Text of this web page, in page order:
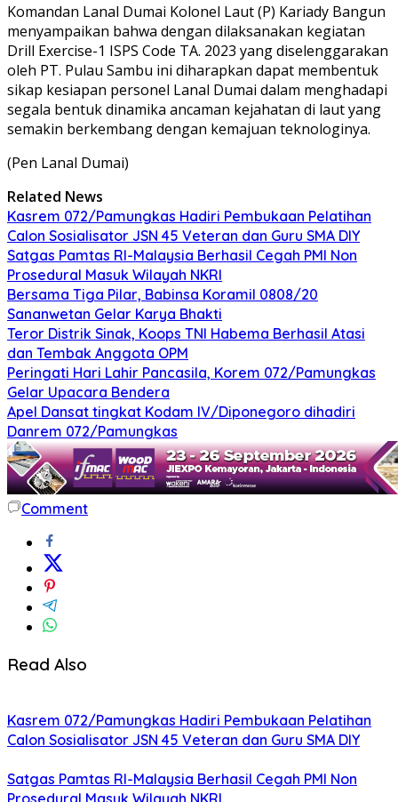
Komandan Lanal Dumai Kolonel Laut (P) Kariady Bangun
menyampaikan bahwa dengan dilaksanakan kegiatan
Drill Exercise-1 ISPS Code TA. 2023 yang diselenggarakan
oleh PT. Pulau Sambu ini diharapkan dapat membentuk
sikap kesiapan personel Lanal Dumai dalam menghadapi
segala bentuk dinamika ancaman kejahatan di laut yang
semakin berkembang dengan kemajuan teknologinya.
(Pen Lanal Dumai)
Related News
Kasrem 072/Pamungkas Hadiri Pembukaan Pelatihan
Calon Sosialisator JSN 45 Veteran dan Guru SMA DIY
Satgas Pamtas RI-Malaysia Berhasil Cegah PMI Non
Prosedural Masuk Wilayah NKRI
Bersama Tiga Pilar, Babinsa Koramil 0808/20
Sananwetan Gelar Karya Bhakti
Teror Distrik Sinak, Koops TNI Habema Berhasil Atasi
dan Tembak Anggota OPM
Peringati Hari Lahir Pancasila, Korem 072/Pamungkas
Gelar Upacara Bendera
Apel Dansat tingkat Kodam lV/Diponegoro dihadiri
Danrem 072/Pamungkas
Comment
Read Also
Kasrem 072/Pamungkas Hadiri Pembukaan Pelatihan
Calon Sosialisator JSN 45 Veteran dan Guru SMA DIY
Satgas Pamtas RI-Malaysia Berhasil Cegah PMI Non